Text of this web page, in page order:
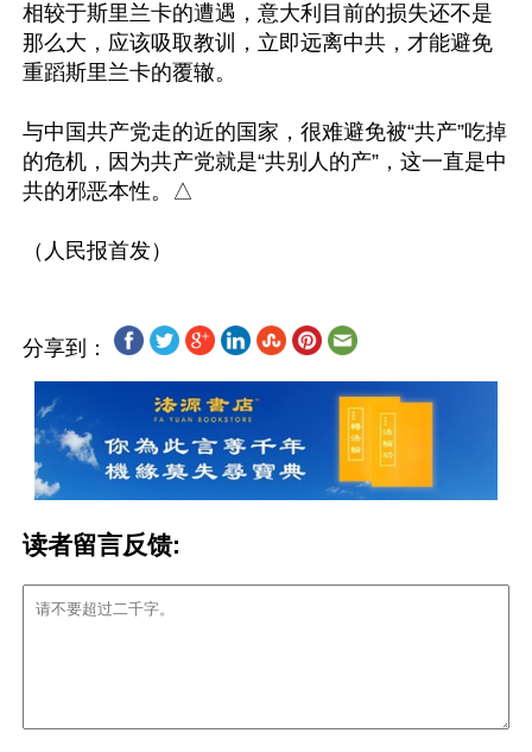
相较于斯里兰卡的遭遇，意大利目前的损失还不是
那么大，应该吸取教训，立即远离中共，才能避免
重蹈斯里兰卡的覆辙。
与中国共产党走的近的国家，很难避免被“共产”吃掉
的危机，因为共产党就是“共别人的产”，这一直是中
共的邪恶本性。△
分享到：
读者留言反馈: